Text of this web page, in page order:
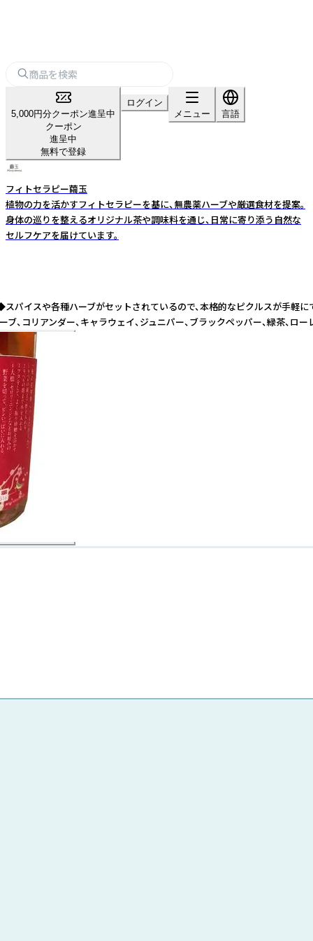
5,000円分クーポン進呈中
クーポン
進呈中
無料で登録
ログイン
メニュー
言語
フィトセラピー繭玉
植物の力を活かすフィトセラピーを基に、無農薬ハーブや厳選食材を提案。
身体の巡りを整えるオリジナル茶や調味料を通じ、日常に寄り添う自然な
セルフケアを届けています。
イスや各種ハーブがセットされているので、本格的なピクルス
、コリアンダー、キャラウェイ、ジュニパー、ブラックペッパー、緑茶、